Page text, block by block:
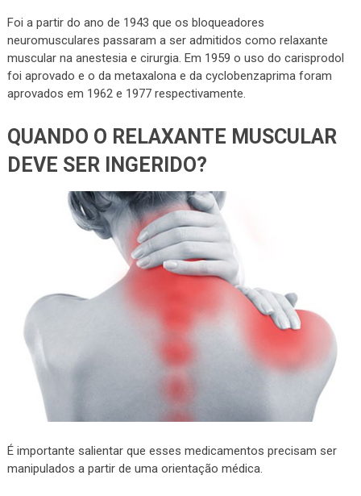
Foi a partir do ano de 1943 que os bloqueadores
neuromusculares passaram a ser admitidos como relaxante
muscular na anestesia e cirurgia. Em 1959 o uso do carisprodol
foi aprovado e o da metaxalona e da cyclobenzaprima foram
aprovados em 1962 e 1977 respectivamente.
QUANDO O RELAXANTE MUSCULAR
DEVE SER INGERIDO?
É importante salientar que esses medicamentos precisam ser
manipulados a partir de uma orientação médica.